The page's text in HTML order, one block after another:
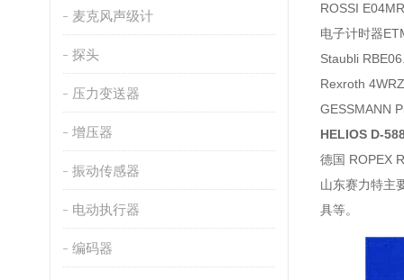
麦克风声级计
探头
压力变送器
增压器
振动传感器
电动执行器
编码器
ROSSI
电子计时器
Staubli
Rexroth
GESSMANN
HELIOS D-
德国 ROPEX
山东赛力特主
具等。